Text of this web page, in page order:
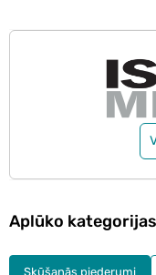
Aplūko kategorijas
Skūšanās piederumi